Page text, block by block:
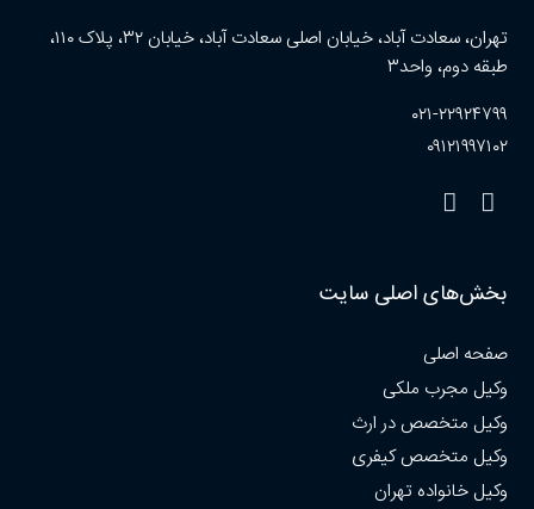
تهران، سعادت آباد، خیابان اصلی سعادت آباد، خیابان ۳۲، پلاک ۱۱۰،
طبقه دوم، واحد۳
۰۲۱-۲۲۹۲۴۷۹۹
۰۹۱۲۱۹۹۷۱۰۲
بخش‌های اصلی سایت
صفحه اصلی
وکیل مجرب ملکی
وکیل متخصص در ارث
وکیل متخصص کیفری
وکیل خانواده تهران